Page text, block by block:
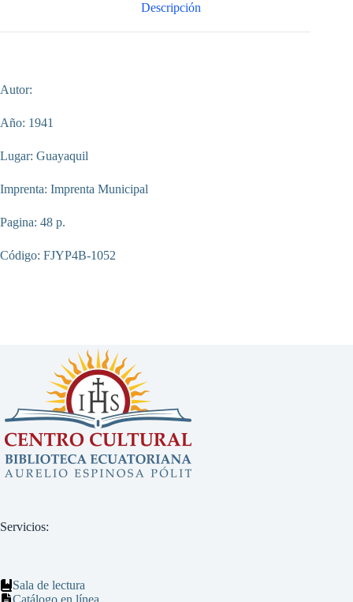
Descripción
Autor:
Año: 1941
Lugar: Guayaquil
Imprenta: Imprenta Municipal
Pagina: 48 p.
Código: FJYP4B-1052
Servicios:
Sala de lectura
Catálogo en línea